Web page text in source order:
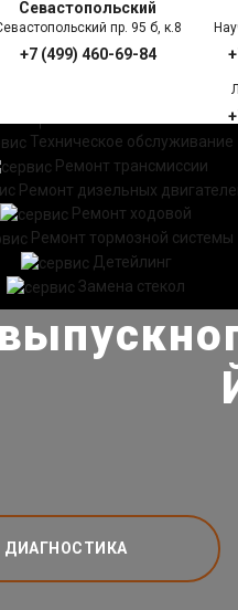
Севастопольский
пр. 95 б, к.8
+7 (499) 460-69-84
Техническое обслуживание
Ремонт трансмиссии
Ремонт дизельных
Ремонт ходовой
Ремонт тормозной системы
Детейлинг
Замена стекол
ДИАГНОСТИКА